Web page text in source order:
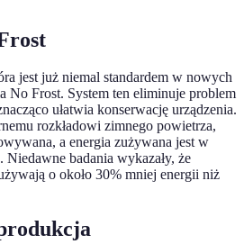
jest już niemal standardem w nowych
No Frost. System ten eliminuje problem
ułatwia konserwację urządzenia.
rozkładowi zimnego powietrza,
a energia zużywana jest w
badania wykazały, że
o około 30% mniej energii niż